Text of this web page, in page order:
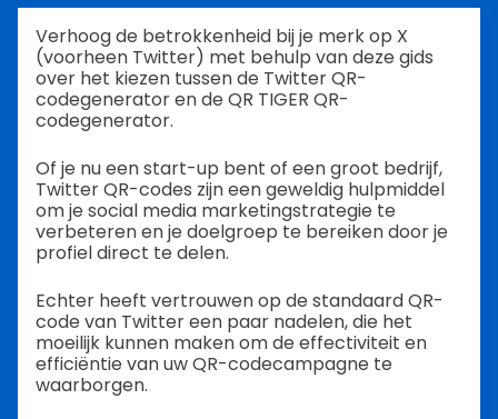
Verhoog de betrokkenheid bij je merk op X
(voorheen Twitter) met behulp van deze gids
over het kiezen tussen de Twitter QR-
codegenerator en de QR TIGER QR-
codegenerator.
Of je nu een start-up bent of een groot bedrijf,
Twitter QR-codes zijn een geweldig hulpmiddel
om je social media marketingstrategie te
verbeteren en je doelgroep te bereiken door je
profiel direct te delen.
Echter heeft vertrouwen op de standaard QR-
code van Twitter een paar nadelen, die het
moeilijk kunnen maken om de effectiviteit en
efficiëntie van uw QR-codecampagne te
waarborgen.